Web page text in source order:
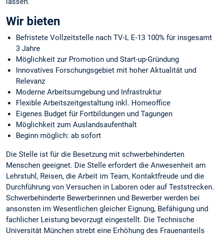
Wir bieten
Befristete Vollzeitstelle nach TV-L E-13 100% für insgesamt
3 Jahre
Möglichkeit zur Promotion und Start-up-Gründung
Innovatives Forschungsgebiet mit hoher Aktualität und
Relevanz
Moderne Arbeitsumgebung und Infrastruktur
Flexible Arbeitszeitgestaltung inkl. Homeoffice
Eigenes Budget für Fortbildungen und Tagungen
Möglichkeit zum Auslandsaufenthalt
Beginn möglich: ab sofort
Die Stelle ist für die Besetzung mit schwerbehinderten
Menschen geeignet. Die Stelle erfordert die Anwesenheit am
Lehrstuhl, Reisen, die Arbeit im Team, Kontaktfreude und die
Durchführung von Versuchen in Laboren oder auf Teststrecken.
Schwerbehinderte Bewerberinnen und Bewerber werden bei
ansonsten im Wesentlichen gleicher Eignung, Befähigung und
fachlicher Leistung bevorzugt eingestellt. Die Technische
Universität München strebt eine Erhöhung des Frauenanteils